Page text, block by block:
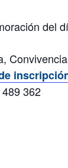
del
362